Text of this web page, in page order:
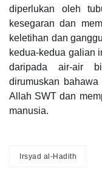
diperlukan oleh
kesegaran dan
keletihan dan
kedua-kedua galian
daripada air-air
dirumuskan
Allah SWT dan
manusia.
Irsyad al-Hadith